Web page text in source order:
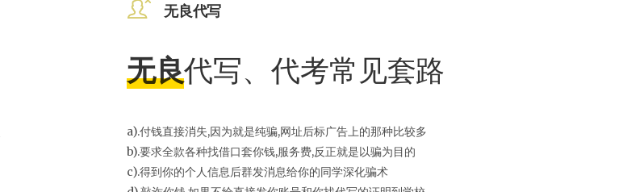
无良代写
无良代写、代考常见套路
a).付钱直接消失,因为就是纯骗,网址后标广告上的那种比较多
b).要求全款各种找借口套你钱,服务费,反正就是以骗为目的
c).得到你的个人信息后群发消息给你的同学深化骗术